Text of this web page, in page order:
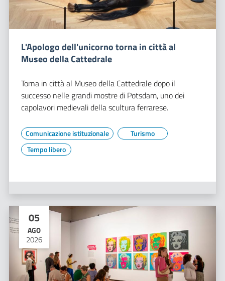
L'Apologo dell'unicorno torna in città al
Museo della Cattedrale
Torna in città al Museo della Cattedrale dopo il
successo nelle grandi mostre di Potsdam, uno dei
capolavori medievali della scultura ferrarese.
Comunicazione istituzionale
Turismo
Tempo libero
05
AGO
2026